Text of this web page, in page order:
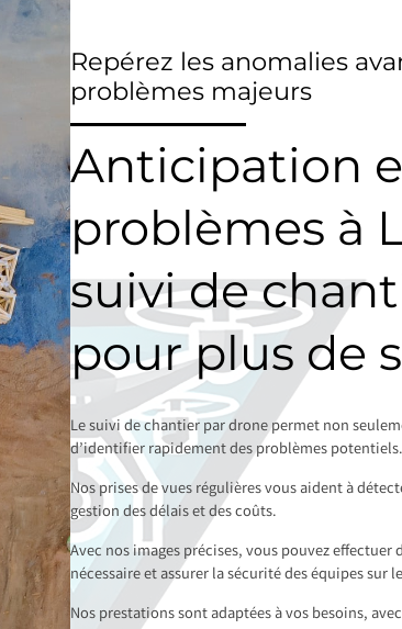
Repérez les anomalies
problèmes majeurs
Anticipation
problèmes à
suivi de
pour plus de
Le suivi de chantier par drone permet non
d’identifier rapidement des problèmes potentiels.
Nos prises de vues régulières vous aident à
gestion des délais et des coûts.
Avec nos images précises, vous pouvez
nécessaire et assurer la sécurité des équipes sur
Nos prestations sont adaptées à vos besoins,